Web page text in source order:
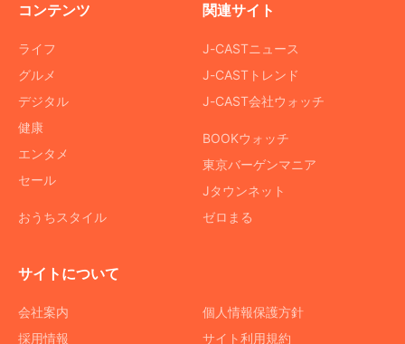
コンテンツ
ライフ
グルメ
デジタル
健康
エンタメ
セール
おうちスタイル
関連サイト
J-CASTニュース
J-CASTトレンド
J-CAST会社ウォッチ
BOOKウォッチ
東京バーゲンマニア
Jタウンネット
ゼロまる
サイトについて
会社案内
採用情報
個人情報保護方針
サイト利用規約